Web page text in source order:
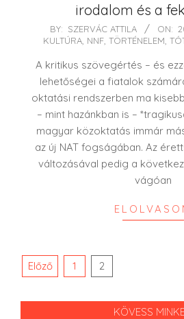
irodalom és a
2023-
06-
03
BY: SZERVÁC ATTILA ON:
KULTÚRA, NNF, TÖRTÉNELEM
A kritikus szövegértés – és
lehetőségei a fiatalok
oktatási rendszerben ma
– mint hazánkban is –
magyar közoktatás immár
az új NAT fogságában. Az
változásával pedig a
vágóan
Bejegyzések
Előző 1 2
KÖVESS